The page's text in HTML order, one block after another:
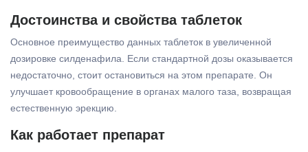
Достоинства и свойства таблеток
Основное преимущество данных таблеток в увеличенной
дозировке силденафила. Если стандартной дозы оказывается
недостаточно, стоит остановиться на этом препарате. Он
улучшает кровообращение в органах малого таза, возвращая
естественную эрекцию.
Как работает препарат